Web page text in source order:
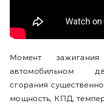
Момент
автомобильном
сгорания
мощность, КПД,